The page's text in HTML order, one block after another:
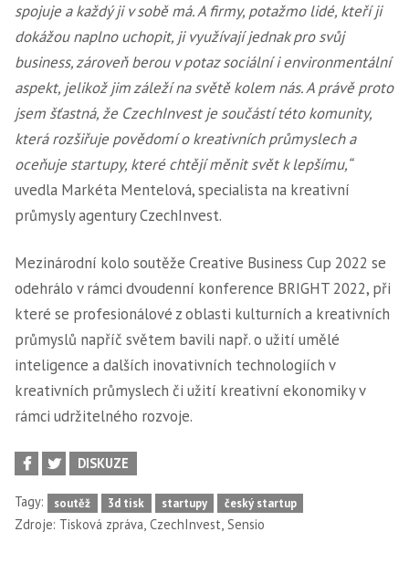
spojuje a každý ji v sobě má. A firmy, potažmo lidé, kteří ji
dokážou naplno uchopit, ji využívají jednak pro svůj
business, zároveň berou v potaz sociální i environmentální
aspekt, jelikož jim záleží na světě kolem nás. A právě proto
jsem šťastná, že CzechInvest je součástí této komunity,
která rozšiřuje povědomí o kreativních průmyslech a
oceňuje startupy, které chtějí měnit svět k lepšímu,“
uvedla Markéta Mentelová, specialista na kreativní
průmysly agentury CzechInvest.
Mezinárodní kolo soutěže Creative Business Cup 2022 se
odehrálo v rámci dvoudenní konference BRIGHT 2022, při
které se profesionálové z oblasti kulturních a kreativních
průmyslů napříč světem bavili např. o užití umělé
inteligence a dalších inovativních technologiích v
kreativních průmyslech či užití kreativní ekonomiky v
rámci udržitelného rozvoje.
DISKUZE
Tagy: soutěž 3d tisk startupy český startup
Zdroje: Tisková zpráva CzechInvest Sensio